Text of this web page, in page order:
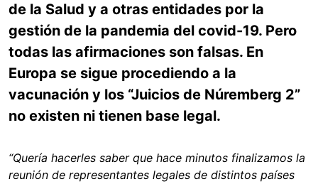
de la Salud y a otras entidades por la
gestión de la pandemia del covid-19. Pero
todas las afirmaciones son falsas. En
Europa se sigue procediendo a la
vacunación y los “Juicios de Núremberg 2”
no existen ni tienen base legal.
“Quería hacerles saber que hace minutos finalizamos la
reunión de representantes legales de distintos países